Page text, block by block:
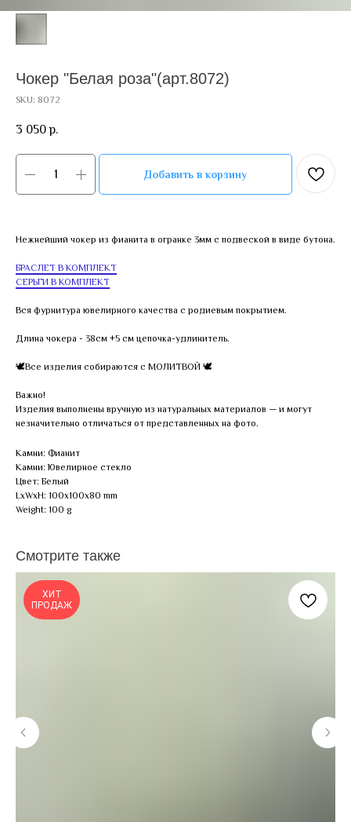
Чокер "Белая роза"(арт.8072)
SKU: 8072
3 050 р.
Добавить в корзину
Нежнейший чокер из фианита в огранке 3мм с подвеской в виде бутона.
БРАСЛЕТ В КОМПЛЕКТ
СЕРЬГИ В КОМПЛЕКТ
Вся фурнитура ювелирного качества с родиевым покрытием.
Длина чокера - 38см +5 см цепочка-удлинитель.
🕊Все изделия собираются с МОЛИТВОЙ 🕊
Важно!
Изделия выполнены вручную из натуральных материалов — и могут
незначительно отличаться от представленных на фото.
Камни: Фианит
Камни: Ювелирное стекло
Цвет: Белый
LxWxH: 100x100x80 mm
Weight: 100 g
Смотрите также
ХИТ
ПРОДАЖ